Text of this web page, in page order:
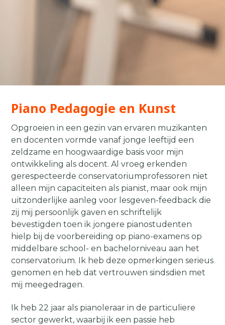
Piano Pedagogie en Kunst
Opgroeien in een gezin van ervaren muzikanten
en docenten vormde vanaf jonge leeftijd een
zeldzame en hoogwaardige basis voor mijn
ontwikkeling als docent. Al vroeg erkenden
gerespecteerde conservatoriumprofessoren niet
alleen mijn capaciteiten als pianist, maar ook mijn
uitzonderlijke aanleg voor lesgeven-feedback die
zij mij persoonlijk gaven en schriftelijk
bevestigden toen ik jongere pianostudenten
hielp bij de voorbereiding op piano-examens op
middelbare school- en bachelorniveau aan het
conservatorium. Ik heb deze opmerkingen serieus
genomen en heb dat vertrouwen sindsdien met
mij meegedragen.
Ik heb 22 jaar als pianoleraar in de particuliere
sector gewerkt, waarbij ik een passie heb